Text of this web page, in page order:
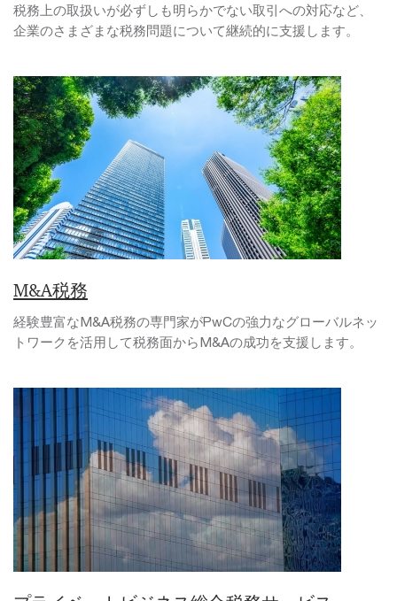
税務上の取扱いが必ずしも明らかでない取引への対応など、
企業のさまざまな税務問題について継続的に支援します。
M&A税務
経験豊富なM&A税務の専門家がPwCの強力なグローバルネッ
トワークを活用して税務面からM&Aの成功を支援します。